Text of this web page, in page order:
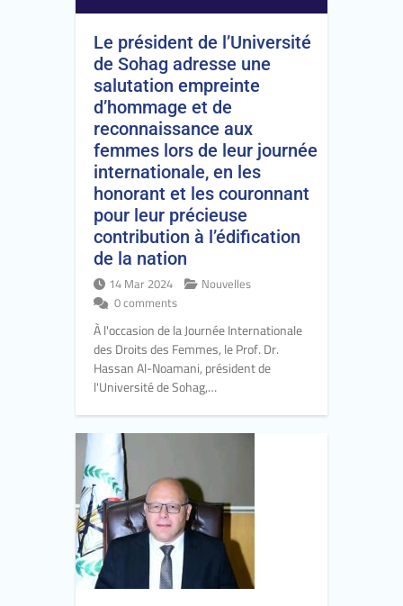
Le président de l’Université
de Sohag adresse une
salutation empreinte
d’hommage et de
reconnaissance aux
femmes lors de leur journée
internationale, en les
honorant et les couronnant
pour leur précieuse
contribution à l’édification
de la nation
14 Mar 2024
Nouvelles
0 comments
À l'occasion de la Journée Internationale
des Droits des Femmes, le Prof. Dr.
Hassan Al-Noamani, président de
l'Université de Sohag,…